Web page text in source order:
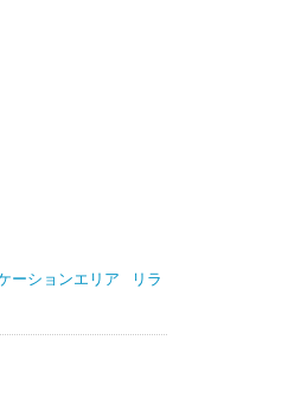
ーションエリア
リラ